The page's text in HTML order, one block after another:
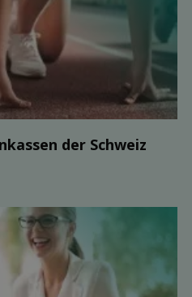
der Schweiz